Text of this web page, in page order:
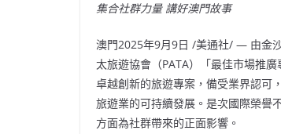
集合社群力量 講好澳門故事
澳門2025年9月9日 /美通社/ — 由金
太旅遊協會（PATA）「最佳市場推
卓越創新的旅遊專案，備受業界認可
旅遊業的可持續發展。是次國際榮譽
方面為社群帶來的正面影響。